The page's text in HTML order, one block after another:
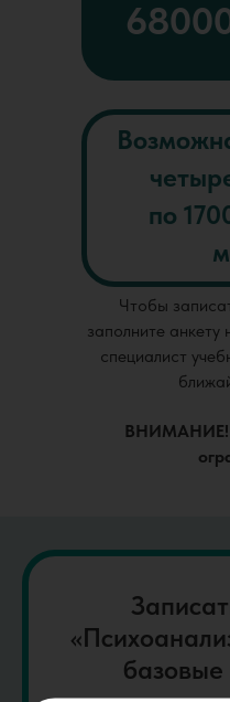
ВНИМАНИЕ!
Чтобы
заполните
специалист
по